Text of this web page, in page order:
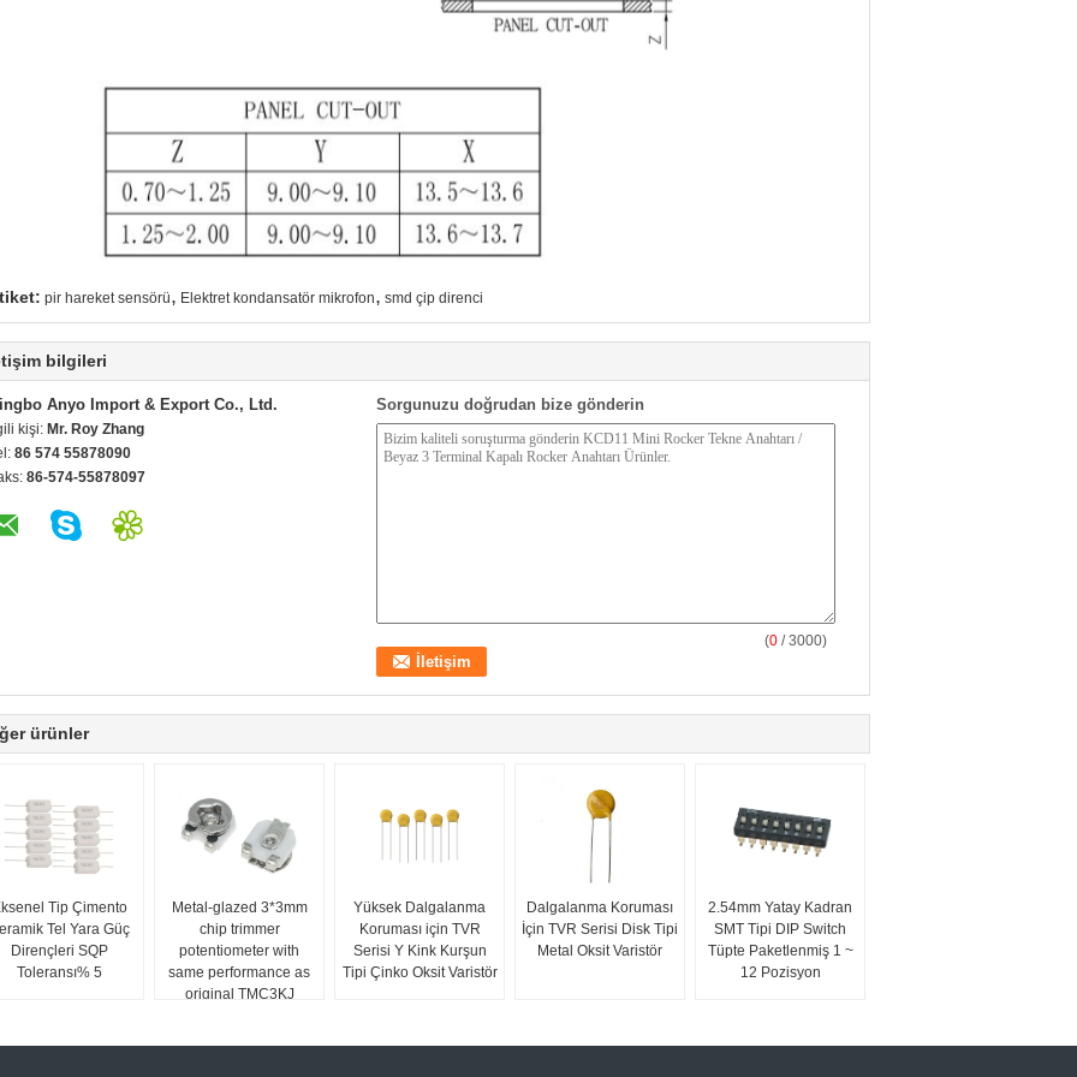
pir hareket sensörü, Elektret kondansatör mikrofon, smd çip direnci
bilgileri
Anyo Import & Export Co., Ltd.
kişi: Mr. Roy Zhang
86 574 55878090
86-574-55878097
Sorgunuzu doğrudan bize gönderin
(0 / 3000)
ürünler
Tip Çimento
Tel Yara Güç
Dirençleri SQP
Toleransı% 5
Metal-glazed 3*3mm
chip trimmer
potentiometer with
same performance as
original TMC3KJ
Yüksek Dalgalanma
Koruması için TVR
Serisi Y Kink Kurşun
Tipi Çinko Oksit Varistör
Dalgalanma Koruması
İçin TVR Serisi Disk Tipi
Metal Oksit Varistör
2.54mm Yatay Kadran
SMT Tipi DIP Switch
Tüpte Paketlenmiş 1 ~
12 Pozisyon